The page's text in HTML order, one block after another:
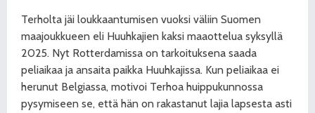
Terholta jäi loukkaantumisen vuoksi väliin Suomen
maajoukkueen eli Huuhkajien kaksi maaottelua syksyllä
2025. Nyt Rotterdamissa on tarkoituksena saada
peliaikaa ja ansaita paikka Huuhkajissa. Kun peliaikaa ei
herunut Belgiassa, motivoi Terhoa huippukunnossa
pysymiseen se, että hän on rakastanut lajia lapsesta asti